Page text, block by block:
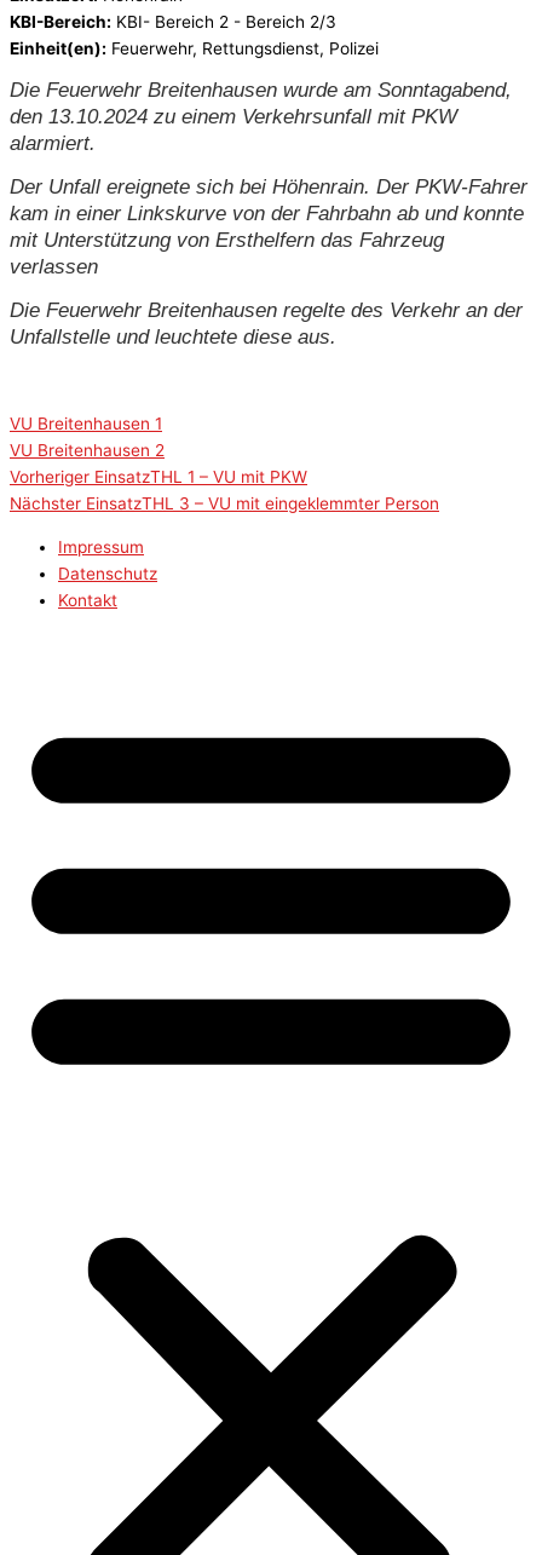
KBI-Bereich: KBI- Bereich 2 - Bereich 2/3
Einheit(en): Feuerwehr, Rettungsdienst, Polizei
Die Feuerwehr Breitenhausen wurde am Sonntagabend,
den 13.10.2024 zu einem Verkehrsunfall mit PKW
alarmiert.
Der Unfall ereignete sich bei Höhenrain. Der PKW-Fahrer
kam in einer Linkskurve von der Fahrbahn ab und konnte
mit Unterstützung von Ersthelfern das Fahrzeug
verlassen
Die Feuerwehr Breitenhausen regelte des Verkehr an der
Unfallstelle und leuchtete diese aus.
VU Breitenhausen 1
VU Breitenhausen 2
Vorheriger EinsatzTHL 1 – VU mit PKW
Nächster EinsatzTHL 3 – VU mit eingeklemmter Person
Impressum
Datenschutz
Kontakt